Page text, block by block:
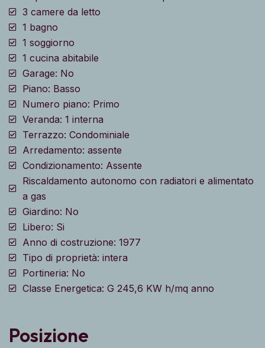
3 camere da letto
1 bagno
1 soggiorno
1 cucina abitabile
Garage: No
Piano: Basso
Numero piano: Primo
Veranda: 1 interna
Terrazzo: Condominiale
Arredamento: assente
Condizionamento: Assente
Riscaldamento autonomo con radiatori e alimentato
a gas
Giardino: No
Libero: Si
Anno di costruzione: 1977
Tipo di proprietà: intera
Portineria: No
Classe Energetica: G 245,6 KW h/mq anno
Posizione